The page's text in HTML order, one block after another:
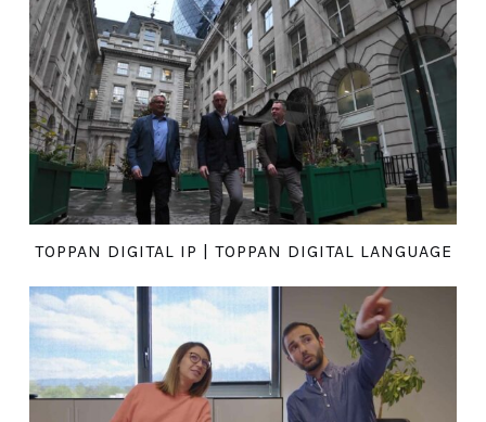
TOPPAN DIGITAL IP | TOPPAN DIGITAL LANGUAGE